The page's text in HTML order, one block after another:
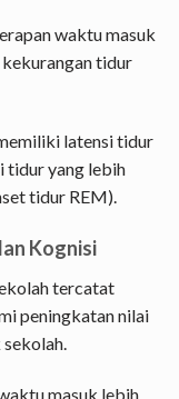
waktu masuk
tidur
latensi tidur
tidur yang lebih
tidur REM).
Kognisi
tercatat
peningkatan nilai
masuk lebih